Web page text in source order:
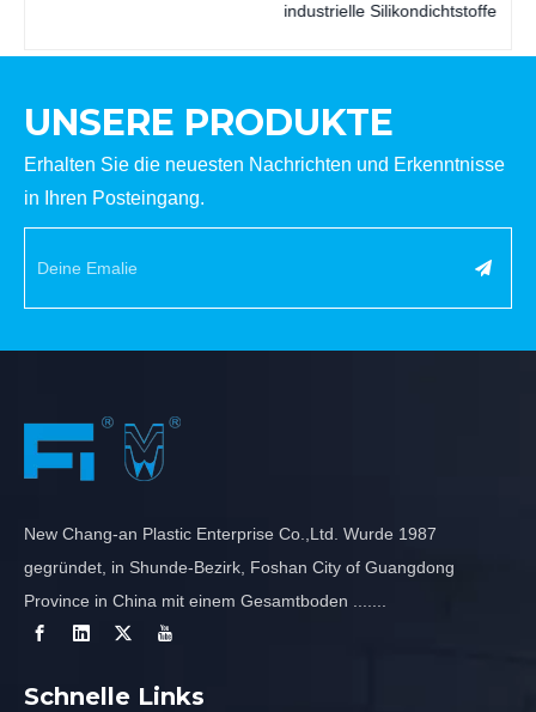
industrielle Silikondichtstoffe
UNSERE PRODUKTE
Erhalten Sie die neuesten Nachrichten und Erkenntnisse
in Ihren Posteingang.
New Chang-an Plastic Enterprise Co.,Ltd. Wurde 1987
gegründet, in Shunde-Bezirk, Foshan City of Guangdong
Province in China mit einem Gesamtboden .......
Schnelle Links